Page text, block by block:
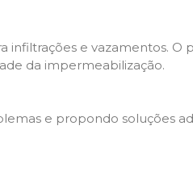
e vazamentos. O
da impermeabilização.
e propondo soluções